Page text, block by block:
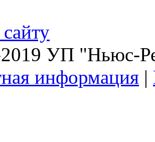
УП "Ньюс-
информация |